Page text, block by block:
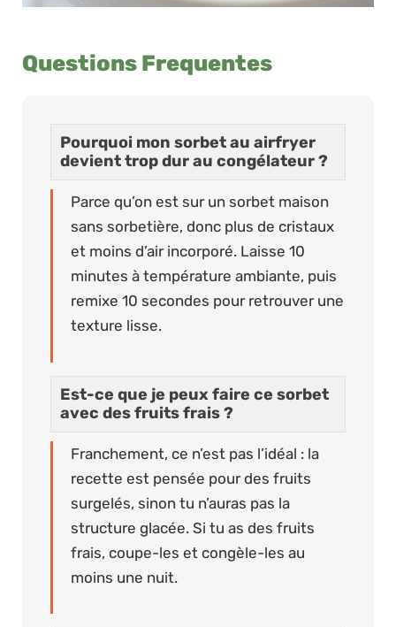
Questions Frequentes
Pourquoi mon sorbet au airfryer
devient trop dur au congélateur ?
Parce qu’on est sur un sorbet maison
sans sorbetière, donc plus de cristaux
et moins d’air incorporé. Laisse 10
minutes à température ambiante, puis
remixe 10 secondes pour retrouver une
texture lisse.
Est-ce que je peux faire ce sorbet
avec des fruits frais ?
Franchement, ce n’est pas l’idéal : la
recette est pensée pour des fruits
surgelés, sinon tu n’auras pas la
structure glacée. Si tu as des fruits
frais, coupe-les et congèle-les au
moins une nuit.